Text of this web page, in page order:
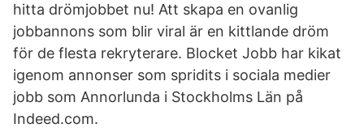
hitta drömjobbet nu! Att skapa en ovanlig
jobbannons som blir viral är en kittlande dröm
för de flesta rekryterare. Blocket Jobb har kikat
igenom annonser som spridits i sociala medier
jobb som Annorlunda i Stockholms Län på
Indeed.com.